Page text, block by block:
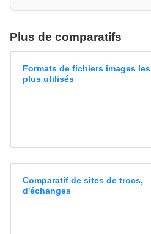
Plus de comparatifs
Formats de fichiers images les
plus utilisés
Comparatif de sites de trocs,
d'échanges